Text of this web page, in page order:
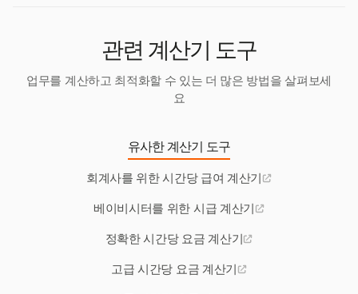
관련 계산기 도구
업무를 계산하고 최적화할 수 있는 더 많은 방법을 살펴보세
요
유사한 계산기 도구
회계사를 위한 시간당 급여 계산기
베이비시터를 위한 시급 계산기
정확한 시간당 요금 계산기
고급 시간당 요금 계산기